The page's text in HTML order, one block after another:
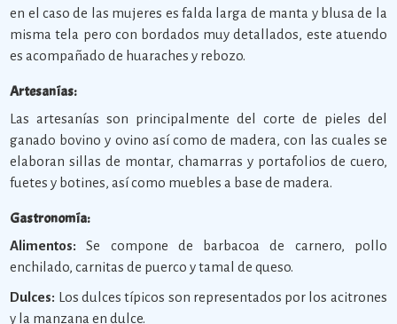
en el caso de las mujeres es falda larga de manta y blusa de la
misma tela pero con bordados muy detallados, este atuendo
es acompañado de huaraches y rebozo.
Artesanías:
Las artesanías son principalmente del corte de pieles del
ganado bovino y ovino así como de madera, con las cuales se
elaboran sillas de montar, chamarras y portafolios de cuero,
fuetes y botines, así como muebles a base de madera.
Gastronomía:
Alimentos: Se compone de barbacoa de carnero, pollo
enchilado, carnitas de puerco y tamal de queso.
Dulces: Los dulces típicos son representados por los acitrones
y la manzana en dulce.